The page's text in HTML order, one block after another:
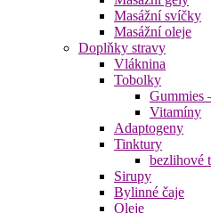
Masážní svíčky
Masážní oleje
Doplňky stravy
Vláknina
Tobolky
Gummies
Vitamíny
Adaptogeny
Tinktury
bezlihové
Sirupy
Bylinné čaje
Oleje